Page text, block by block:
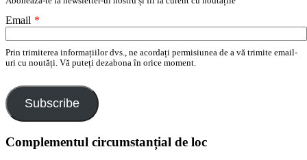
Email *
Prin trimiterea informațiilor dvs., ne acordați permisiunea de a vă trimite email-
uri cu noutăți. Vă puteți dezabona în orice moment.
Subscribe
Complementul circumstanțial de loc